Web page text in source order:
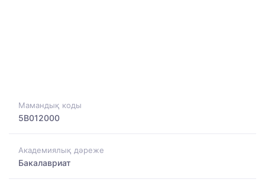
Мамандық коды
5B012000
Академиялық дәреже
Бакалавриат